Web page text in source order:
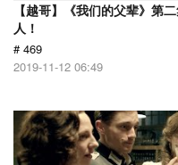
【越哥】《我们的父辈》第
人！
# 469
2019-11-12 06:49